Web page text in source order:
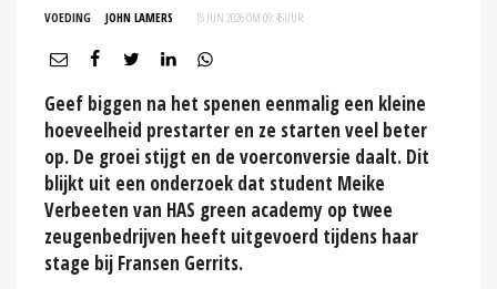
VOEDING JOHN LAMERS 15 JUN 2026 OM 09:45UUR
Geef biggen na het spenen eenmalig een kleine
hoeveelheid prestarter en ze starten veel beter
op. De groei stijgt en de voerconversie daalt. Dit
blijkt uit een onderzoek dat student Meike
Verbeeten van HAS green academy op twee
zeugenbedrijven heeft uitgevoerd tijdens haar
stage bij Fransen Gerrits.